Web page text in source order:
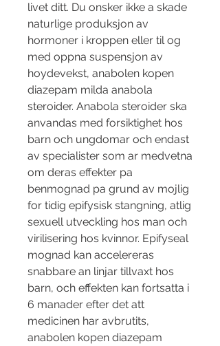
livet ditt. Du onsker ikke a skade
naturlige produksjon av
hormoner i kroppen eller til og
med oppna suspensjon av
hoydevekst, anabolen kopen
diazepam milda anabola
steroider. Anabola steroider ska
anvandas med forsiktighet hos
barn och ungdomar och endast
av specialister som ar medvetna
om deras effekter pa
benmognad pa grund av mojlig
for tidig epifysisk stangning, atlig
sexuell utveckling hos man och
virilisering hos kvinnor. Epifyseal
mognad kan accelereras
snabbare an linjar tillvaxt hos
barn, och effekten kan fortsatta i
6 manader efter det att
medicinen har avbrutits,
anabolen kopen diazepam